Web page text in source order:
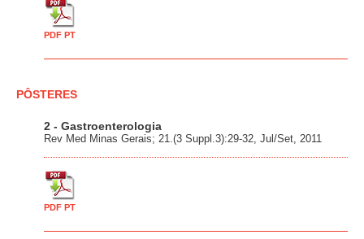
PDF PT
PÔSTERES
2 - Gastroenterologia
Rev Med Minas Gerais; 21.(3 Suppl.3):29-32, Jul/Set, 2011
PDF PT